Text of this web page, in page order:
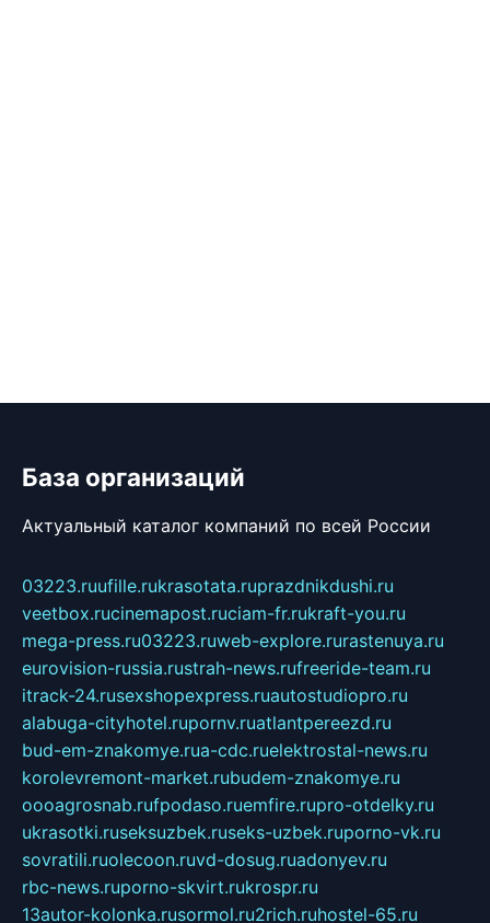
База организаций
Актуальный каталог компаний по всей России
03223.ruufille.rukrasotata.ruprazdnikdushi.ru
veetbox.rucinemapost.ruciam-fr.rukraft-you.ru
mega-press.ru03223.ruweb-explore.rurastenuya.ru
eurovision-russia.rustrah-news.rufreeride-team.ru
itrack-24.rusexshopexpress.ruautostudiopro.ru
alabuga-cityhotel.rupornv.ruatlantpereezd.ru
bud-em-znakomye.rua-cdc.ruelektrostal-news.ru
korolevremont-market.rubudem-znakomye.ru
oooagrosnab.rufpodaso.ruemfire.rupro-otdelky.ru
ukrasotki.ruseksuzbek.ruseks-uzbek.ruporno-vk.ru
sovratili.ruolecoon.ruvd-dosug.ruadonyev.ru
rbc-news.ruporno-skvirt.rukrospr.ru
13autor-kolonka.rusormol.ru2rich.ruhostel-65.ru